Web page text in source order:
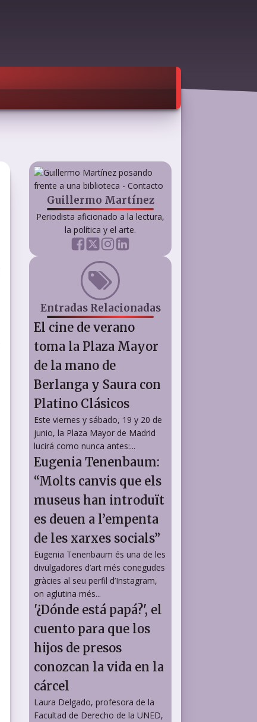
Guillermo Martínez
Periodista aficionado a la lectura,
la política y el arte.
Entradas Relacionadas
El cine de verano
toma la Plaza Mayor
de la mano de
Berlanga y Saura con
Platino Clásicos
Este viernes y sábado, 19 y 20 de
junio, la Plaza Mayor de Madrid
lucirá como nunca antes:...
Eugenia Tenenbaum:
“Molts canvis que els
museus han introduït
es deuen a l’empenta
de les xarxes socials”
Eugenia Tenenbaum és una de les
divulgadores d’art més conegudes
gràcies al seu perfil d’Instagram,
on aglutina més...
'¿Dónde está papá?', el
cuento para que los
hijos de presos
conozcan la vida en la
cárcel
Laura Delgado, profesora de la
Facultad de Derecho de la UNED,